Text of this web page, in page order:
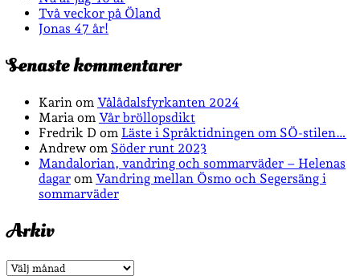
Två veckor på Öland
Jonas 47 år!
Senaste kommentarer
Karin om Vålådalsfyrkanten 2024
Maria om Vår bröllopsdikt
Fredrik D om Läste i Språktidningen om SÖ-stilen…
Andrew om Söder runt 2023
Mandalorian, vandring och sommarväder – Helenas
dagar om Vandring mellan Ösmo och Segersäng i
sommarväder
Arkiv
Arkiv